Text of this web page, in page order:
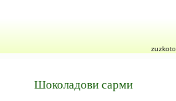
zuzkoto
Шоколадови сарми